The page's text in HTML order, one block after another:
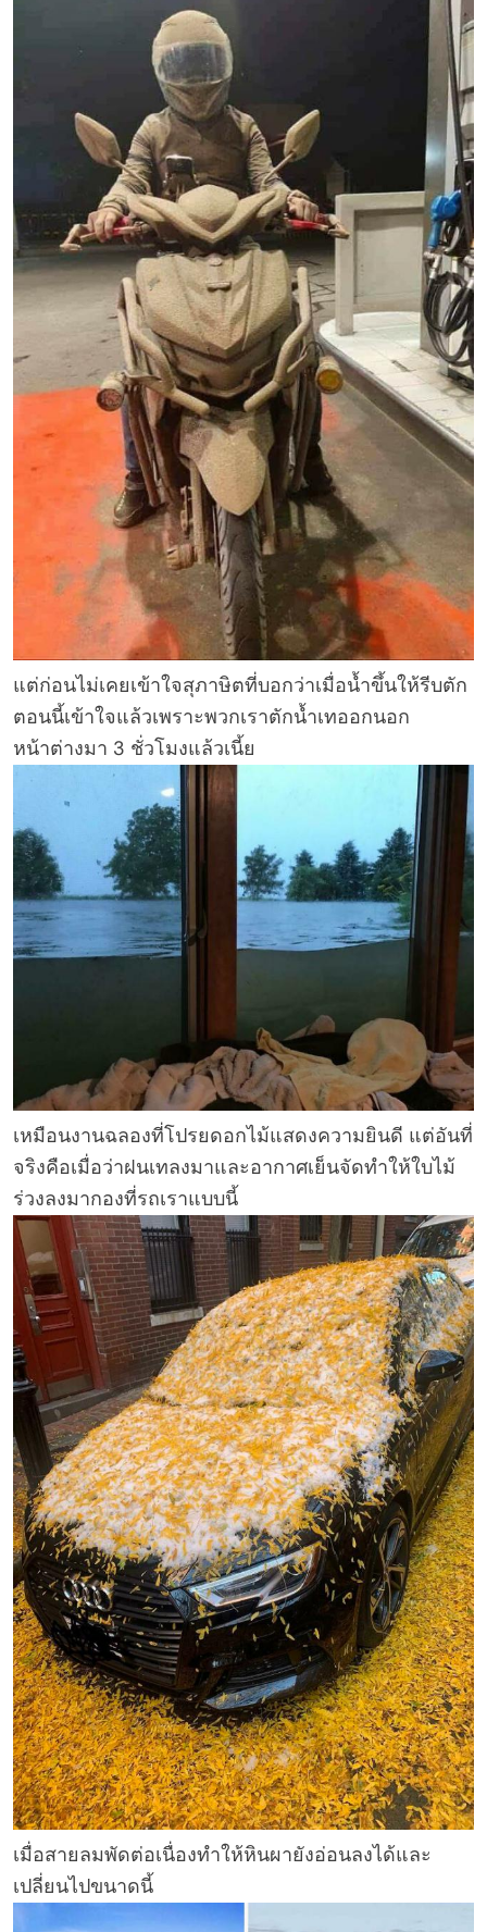
แต่ก่อนไม่เคยเข้าใจสุภาษิตที่บอกว่าเมื่อน้ำขึ้นให้รีบตัก
ตอนนี้เข้าใจแล้วเพราะพวกเราตักน้ำเทออกนอก
หน้าต่างมา 3 ชั่วโมงแล้วเนี้ย
เหมือนงานฉลองที่โปรยดอกไม้แสดงความยินดี แต่อันที่
จริงคือเมื่อว่าฝนเทลงมาและอากาศเย็นจัดทำให้ใบไม้
ร่วงลงมากองที่รถเราแบบนี้
เมื่อสายลมพัดต่อเนื่องทำให้หินผายังอ่อนลงได้และ
เปลี่ยนไปขนาดนี้